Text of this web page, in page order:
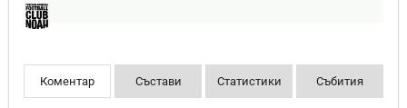
Коментар Състави Статистики Събития